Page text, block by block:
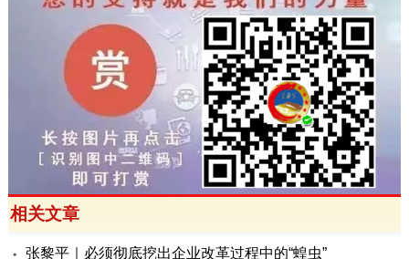
相关文章
张黎平｜必须彻底挖出企业改革过程中的“蝗虫”